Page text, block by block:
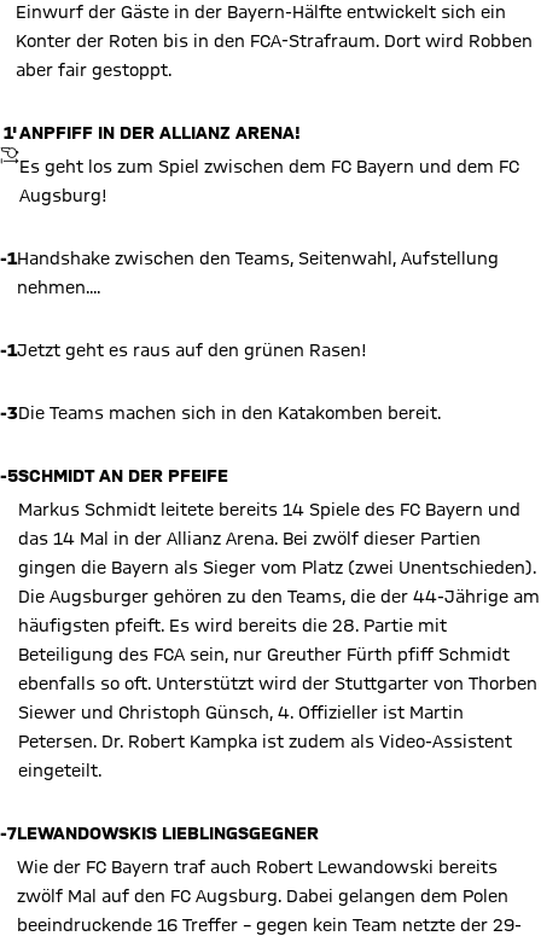
Einwurf der Gäste in der Bayern-Hälfte entwickelt sich ein
Konter der Roten bis in den FCA-Strafraum. Dort wird Robben
aber fair gestoppt.
1'
ANPFIFF
ANPFIFF IN DER ALLIANZ ARENA!
Es geht los zum Spiel zwischen dem FC Bayern und dem FC
Augsburg!
-1Handshake zwischen den Teams, Seitenwahl, Aufstellung
nehmen....
-1Jetzt geht es raus auf den grünen Rasen!
-3Die Teams machen sich in den Katakomben bereit.
-5SCHMIDT AN DER PFEIFE
Markus Schmidt leitete bereits 14 Spiele des FC Bayern und
das 14 Mal in der Allianz Arena. Bei zwölf dieser Partien
gingen die Bayern als Sieger vom Platz (zwei Unentschieden).
Die Augsburger gehören zu den Teams, die der 44-Jährige am
häufigsten pfeift. Es wird bereits die 28. Partie mit
Beteiligung des FCA sein, nur Greuther Fürth pfiff Schmidt
ebenfalls so oft. Unterstützt wird der Stuttgarter von Thorben
Siewer und Christoph Günsch, 4. Offizieller ist Martin
Petersen. Dr. Robert Kampka ist zudem als Video-Assistent
eingeteilt.
-7LEWANDOWSKIS LIEBLINGSGEGNER
Wie der FC Bayern traf auch Robert Lewandowski bereits
zwölf Mal auf den FC Augsburg. Dabei gelangen dem Polen
beeindruckende 16 Treffer – gegen kein Team netzte der 29-